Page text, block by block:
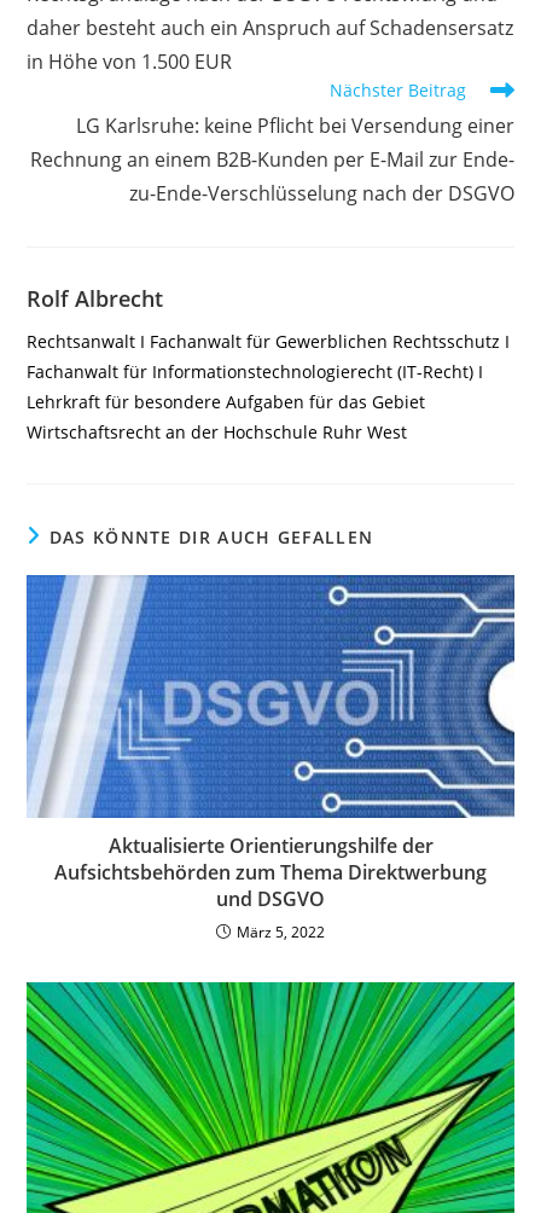
daher besteht auch ein Anspruch auf Schadensersatz
in Höhe von 1.500 EUR
Nächster Beitrag
LG Karlsruhe: keine Pflicht bei Versendung einer
Rechnung an einem B2B-Kunden per E-Mail zur Ende-
zu-Ende-Verschlüsselung nach der DSGVO
Rolf Albrecht
Rechtsanwalt I Fachanwalt für Gewerblichen Rechtsschutz I
Fachanwalt für Informationstechnologierecht (IT-Recht) I
Lehrkraft für besondere Aufgaben für das Gebiet
Wirtschaftsrecht an der Hochschule Ruhr West
DAS KÖNNTE DIR AUCH GEFALLEN
Aktualisierte Orientierungshilfe der
Aufsichtsbehörden zum Thema Direktwerbung
und DSGVO
März 5, 2022